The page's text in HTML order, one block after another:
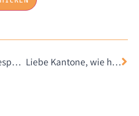
Nicht wirklich «Responsible Disclosure»: Die Extraportion Spam über die Festtage Liebe Kantone, wie habt Ihr es mit Twitter?